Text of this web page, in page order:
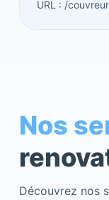
URL : /
Nos
Découvrez nos